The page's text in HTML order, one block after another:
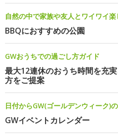
自然の中で家族や友人とワイワイ楽
BBQにおすすめの公園
GWおうちでの過ごし方ガイド
最大12連休のおうち時間を充
方をご提案
日付からGW(ゴールデンウィーク)
GWイベントカレンダー